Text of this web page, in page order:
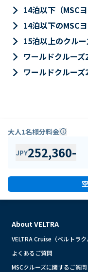
keyboard_arrow_right 14泊以下（MSC
keyboard_arrow_right 14泊以下のMSC
keyboard_arrow_right 15泊以上のクル
keyboard_arrow_right ワールドクルーズ
keyboard_arrow_right ワールドクルーズ
大人1名様分料金info
JPY252,360-
About VELTRA
VELTRA Cruise（ベルトラ
よくあるご質問
MSCクルーズに関するご質問